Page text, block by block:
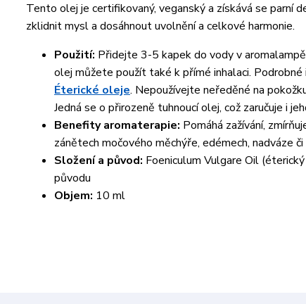
Tento olej je certifikovaný, veganský a získává se parní
zklidnit mysl a dosáhnout uvolnění a celkové harmonie.
Použití: Přidejte 3-5 kapek do vody v
olej můžete použít také k přímé inhalaci.
Éterické oleje. Nepoužívejte neředěné na
Jedná se o přirozeně tuhnoucí olej, což zaručuje i
Benefity aromaterapie: Pomáhá zažívání,
zánětech močového měchýře, edémech, nadváze
Složení a původ: Foeniculum Vulgare Oil
původu
Objem: 10 ml